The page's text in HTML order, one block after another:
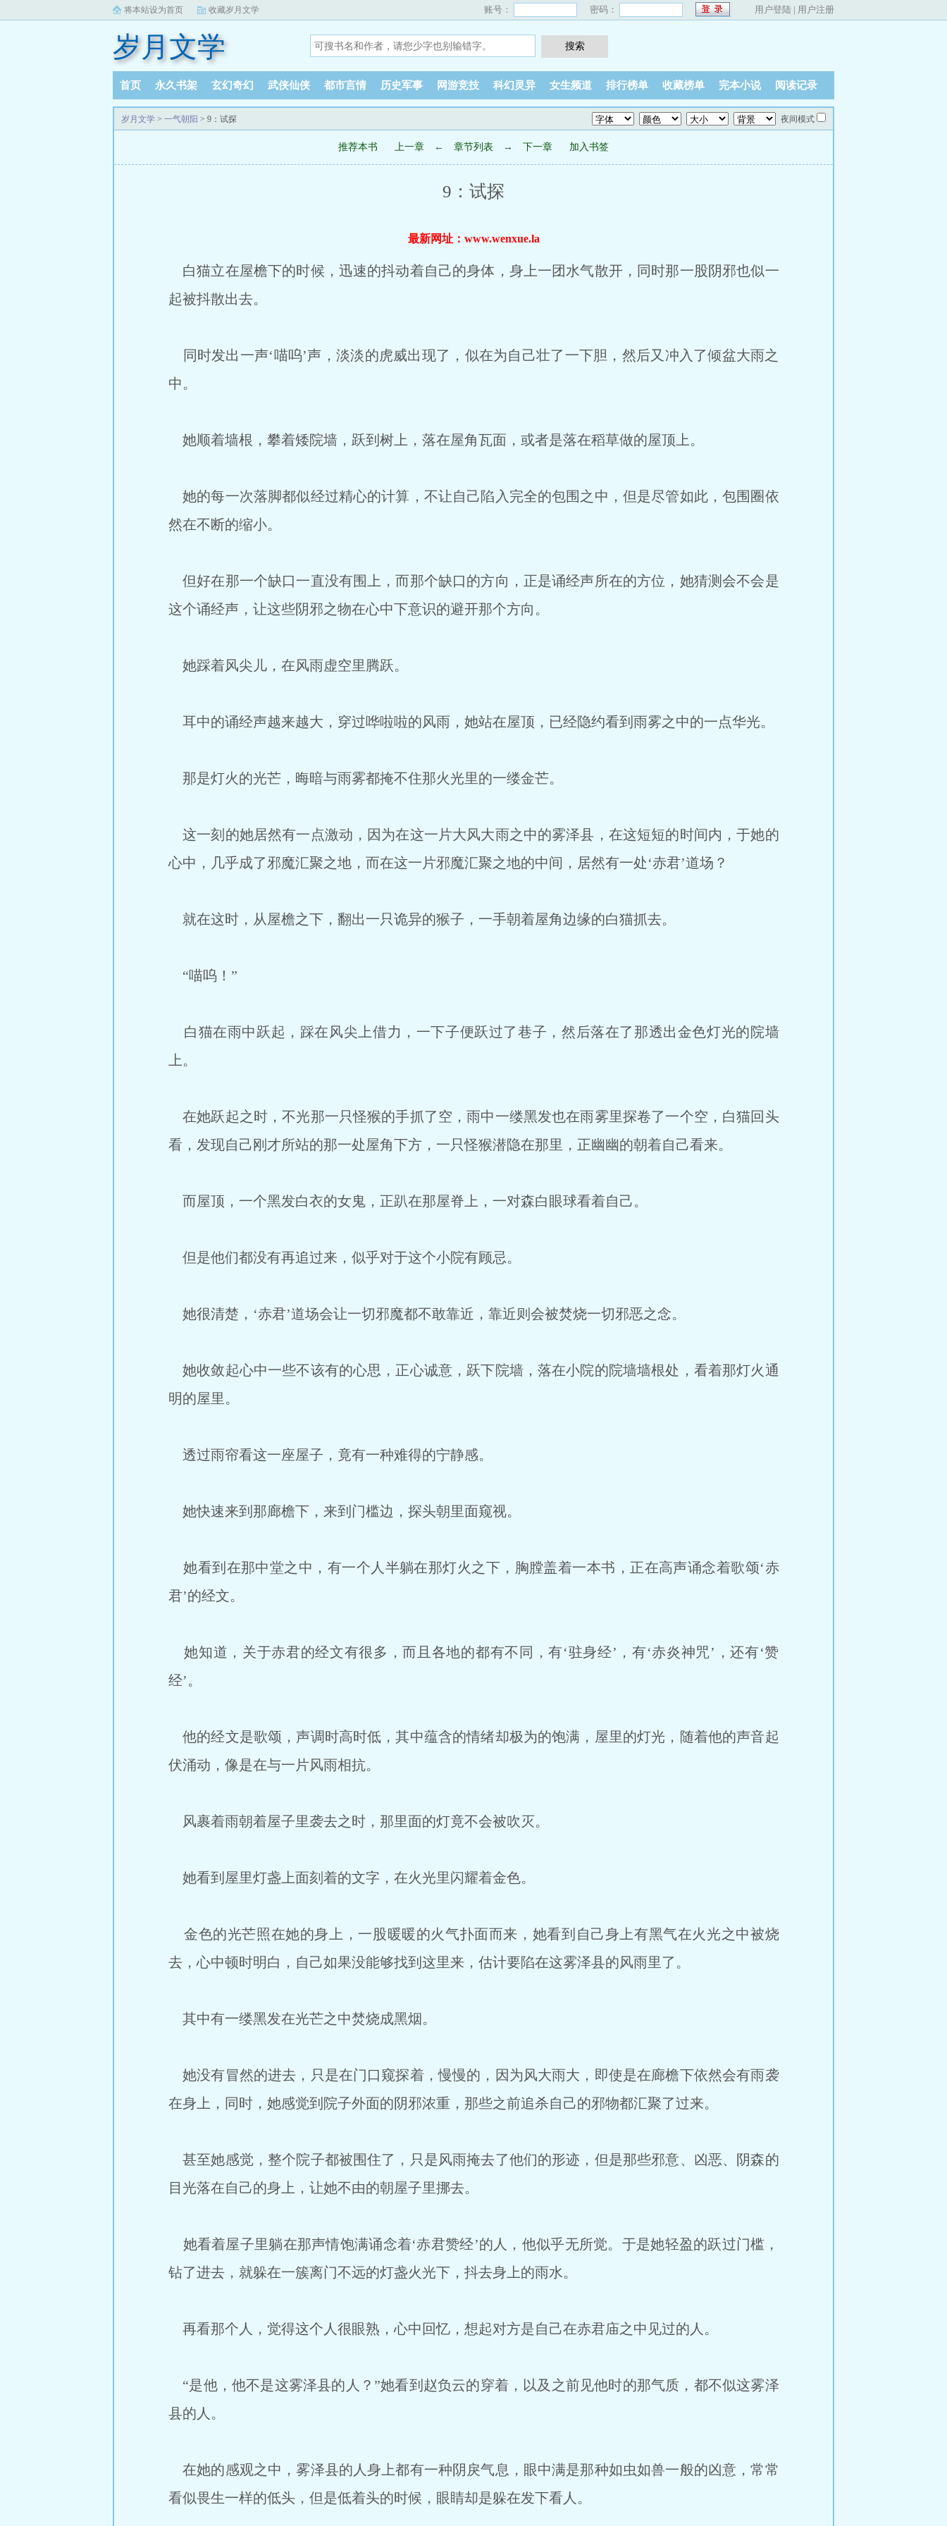
将本站设为首页 收藏岁月文学 账号： 密码： 用户登陆 | 用户注册
岁月文学
首页 永久书架 玄幻奇幻 武侠仙侠 都市言情 历史军事 网游竞技 科幻灵异 女生频道 排行榜单 收藏榜单 完本小说 阅读记录
岁月文学 > 一气朝阳 > 9：试探 夜间模式
推荐本书 上一章 ← 章节列表 → 下一章 加入书签
9：试探
最新网址：www.wenxue.la
白猫立在屋檐下的时候，迅速的抖动着自己的身体，身上一团水气散开，同时那一股阴邪也似一
起被抖散出去。
同时发出一声‘喵呜’声，淡淡的虎威出现了，似在为自己壮了一下胆，然后又冲入了倾盆大雨之
中。
她顺着墙根，攀着矮院墙，跃到树上，落在屋角瓦面，或者是落在稻草做的屋顶上。
她的每一次落脚都似经过精心的计算，不让自己陷入完全的包围之中，但是尽管如此，包围圈依
然在不断的缩小。
但好在那一个缺口一直没有围上，而那个缺口的方向，正是诵经声所在的方位，她猜测会不会是
这个诵经声，让这些阴邪之物在心中下意识的避开那个方向。
她踩着风尖儿，在风雨虚空里腾跃。
耳中的诵经声越来越大，穿过哗啦啦的风雨，她站在屋顶，已经隐约看到雨雾之中的一点华光。
那是灯火的光芒，晦暗与雨雾都掩不住那火光里的一缕金芒。
这一刻的她居然有一点激动，因为在这一片大风大雨之中的雾泽县，在这短短的时间内，于她的
心中，几乎成了邪魔汇聚之地，而在这一片邪魔汇聚之地的中间，居然有一处‘赤君’道场？
就在这时，从屋檐之下，翻出一只诡异的猴子，一手朝着屋角边缘的白猫抓去。
“喵呜！”
白猫在雨中跃起，踩在风尖上借力，一下子便跃过了巷子，然后落在了那透出金色灯光的院墙
上。
在她跃起之时，不光那一只怪猴的手抓了空，雨中一缕黑发也在雨雾里探卷了一个空，白猫回头
看，发现自己刚才所站的那一处屋角下方，一只怪猴潜隐在那里，正幽幽的朝着自己看来。
而屋顶，一个黑发白衣的女鬼，正趴在那屋脊上，一对森白眼球看着自己。
但是他们都没有再追过来，似乎对于这个小院有顾忌。
她很清楚，‘赤君’道场会让一切邪魔都不敢靠近，靠近则会被焚烧一切邪恶之念。
她收敛起心中一些不该有的心思，正心诚意，跃下院墙，落在小院的院墙墙根处，看着那灯火通
明的屋里。
透过雨帘看这一座屋子，竟有一种难得的宁静感。
她快速来到那廊檐下，来到门槛边，探头朝里面窥视。
她看到在那中堂之中，有一个人半躺在那灯火之下，胸膛盖着一本书，正在高声诵念着歌颂‘赤
君’的经文。
她知道，关于赤君的经文有很多，而且各地的都有不同，有‘驻身经’，有‘赤炎神咒’，还有‘赞
经’。
他的经文是歌颂，声调时高时低，其中蕴含的情绪却极为的饱满，屋里的灯光，随着他的声音起
伏涌动，像是在与一片风雨相抗。
风裹着雨朝着屋子里袭去之时，那里面的灯竟不会被吹灭。
她看到屋里灯盏上面刻着的文字，在火光里闪耀着金色。
金色的光芒照在她的身上，一股暖暖的火气扑面而来，她看到自己身上有黑气在火光之中被烧
去，心中顿时明白，自己如果没能够找到这里来，估计要陷在这雾泽县的风雨里了。
其中有一缕黑发在光芒之中焚烧成黑烟。
她没有冒然的进去，只是在门口窥探着，慢慢的，因为风大雨大，即使是在廊檐下依然会有雨袭
在身上，同时，她感觉到院子外面的阴邪浓重，那些之前追杀自己的邪物都汇聚了过来。
甚至她感觉，整个院子都被围住了，只是风雨掩去了他们的形迹，但是那些邪意、凶恶、阴森的
目光落在自己的身上，让她不由的朝屋子里挪去。
她看着屋子里躺在那声情饱满诵念着‘赤君赞经’的人，他似乎无所觉。于是她轻盈的跃过门槛，
钻了进去，就躲在一簇离门不远的灯盏火光下，抖去身上的雨水。
再看那个人，觉得这个人很眼熟，心中回忆，想起对方是自己在赤君庙之中见过的人。
“是他，他不是这雾泽县的人？”她看到赵负云的穿着，以及之前见他时的那气质，都不似这雾泽
县的人。
在她的感观之中，雾泽县的人身上都有一种阴戾气息，眼中满是那种如虫如兽一般的凶意，常常
看似畏生一样的低头，但是低着头的时候，眼睛却是躲在发下看人。